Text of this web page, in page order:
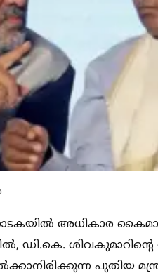
അധികാര
ഡി.കെ.
പുതിയ